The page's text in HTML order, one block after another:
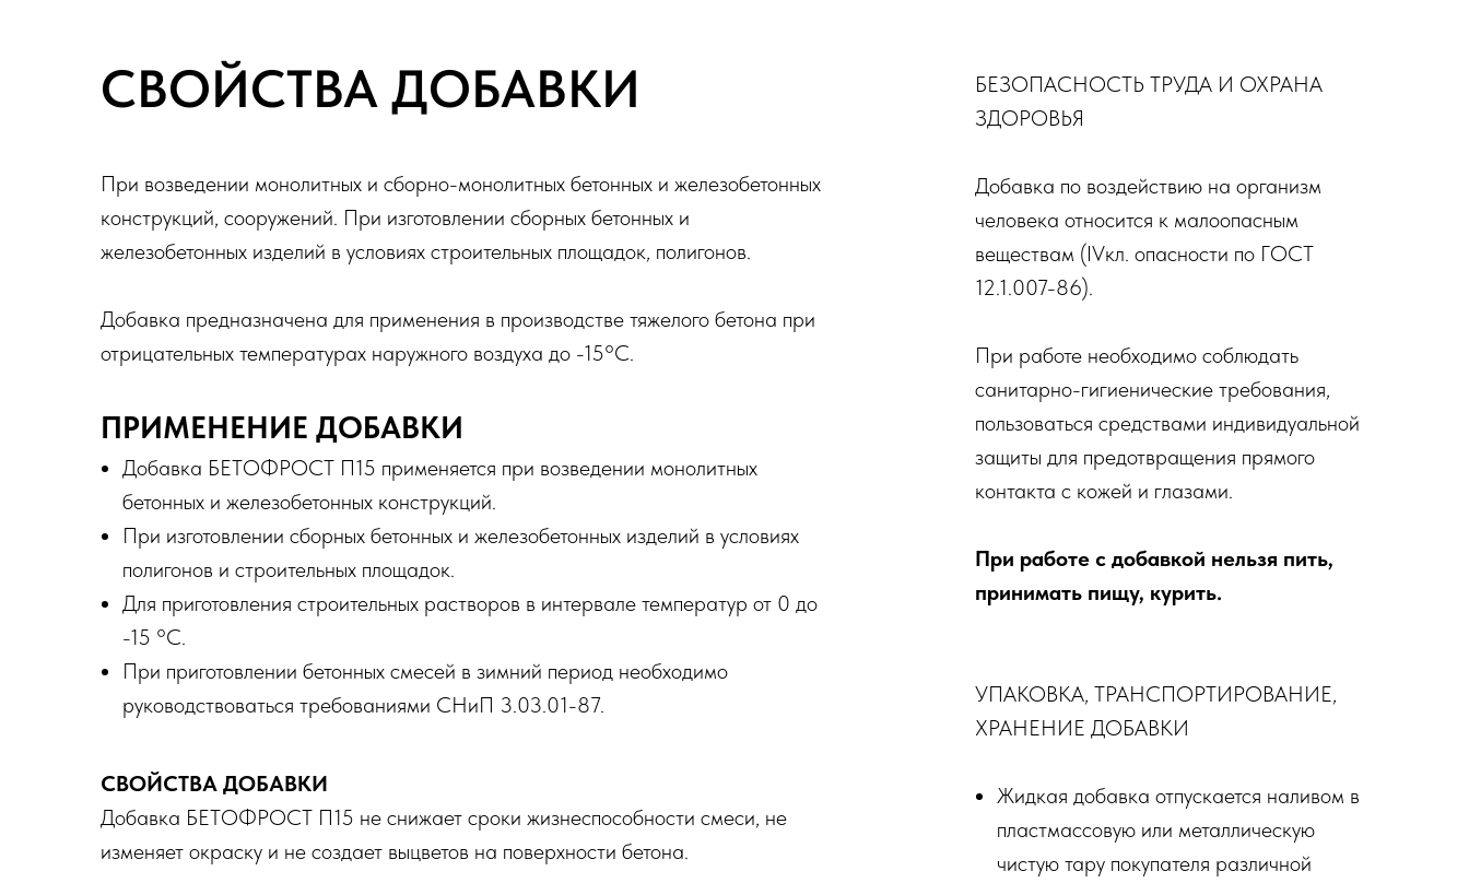
СВОЙСТВА ДОБАВКИ
При возведении монолитных и сборно-монолитных бетонных и железобетонных
конструкций, сооружений. При изготовлении сборных бетонных и
железобетонных изделий в условиях строительных площадок, полигонов.
Добавка предназначена для применения в производстве тяжелого бетона при
отрицательных температурах наружного воздуха до -15°С.
ПРИМЕНЕНИЕ ДОБАВКИ
Добавка БЕТОФРОСТ П15 применяется при возведении монолитных
бетонных и железобетонных конструкций.
При изготовлении сборных бетонных и железобетонных изделий в условиях
полигонов и строительных площадок.
Для приготовления строительных растворов в интервале температур от 0 до
-15 °С.
При приготовлении бетонных смесей в зимний период необходимо
руководствоваться требованиями СНиП 3.03.01-87.
СВОЙСТВА ДОБАВКИ
Добавка БЕТОФРОСТ П15 не снижает сроки жизнеспособности смеси, не
изменяет окраску и не создает выцветов на поверхности бетона.
БЕЗОПАСНОСТЬ ТРУДА И ОХРАНА
ЗДОРОВЬЯ
Добавка по воздействию на организм
человека относится к малоопасным
веществам (IVкл. опасности по ГОСТ
12.1.007-86).
При работе необходимо соблюдать
санитарно-гигиенические требования,
пользоваться средствами индивидуальной
защиты для предотвращения прямого
контакта с кожей и глазами.
При работе с добавкой нельзя пить,
принимать пищу, курить.
УПАКОВКА, ТРАНСПОРТИРОВАНИЕ,
ХРАНЕНИЕ ДОБАВКИ
Жидкая добавка отпускается наливом в
пластмассовую или металлическую
чистую тару покупателя различной